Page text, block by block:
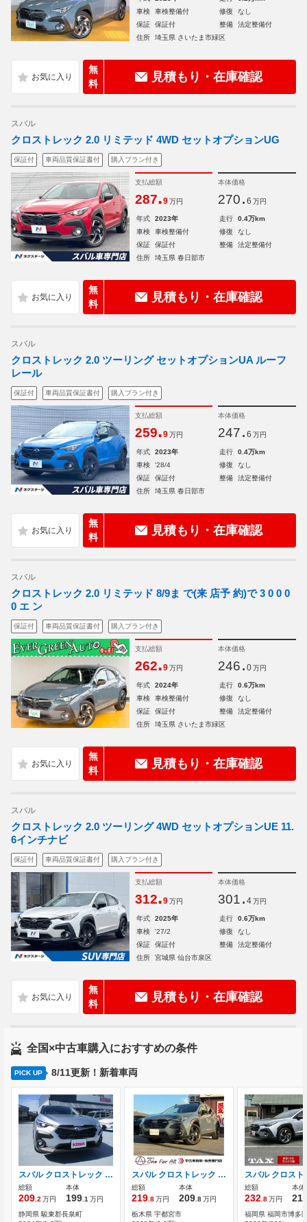
車検
車検整備付 修復
なし
保証
保証付 整備
法定整備付
住所
埼玉県 さいたま市緑区
無
料
見積もり・在庫確認
スバル
クロストレック 2.0 リミテッド 4WD セットオプションUG
保証付 車両品質保証書付 購入プラン付き
支払総額
287.9 万円
本体価格
270. 6 万円
年式 2023年 走行
0.4万km
車検
車検整備付 修復
なし
保証
保証付 整備
法定整備付
住所
埼玉県 春日部市
無
料
見積もり・在庫確認
スバル
クロストレック 2.0 ツーリング セットオプションUA ルーフ
レール
保証付 車両品質保証書付 購入プラン付き
支払総額
259.9 万円
本体価格
247. 6 万円
年式 2023年 走行
0.4万km
車検
'28/4 修復
なし
保証
保証付 整備
法定整備付
住所
埼玉県 春日部市
無
料
見積もり・在庫確認
スバル
クロストレック 2.0 リミテッド 8/9ま で(来 店予 約)で 3 0 0 0
0 エ ン
保証付 車両品質保証書付 購入プラン付き
支払総額
262.9 万円
本体価格
246. 0 万円
年式 2024年 走行
0.6万km
車検
車検整備付 修復
なし
保証
保証付 整備
法定整備付
住所
埼玉県 さいたま市緑区
無
料
見積もり・在庫確認
スバル
クロストレック 2.0 ツーリング 4WD セットオプションUE 11.
6インチナビ
保証付 車両品質保証書付 購入プラン付き
支払総額
312.9 万円
本体価格
301. 4 万円
年式 2025年 走行
0.6万km
車検
'27/2 修復
なし
保証
保証付 整備
法定整備付
住所
宮城県 仙台市泉区
無
料
見積もり・在庫確認
全国×中古車購入におすすめの条件
PICK UP 8/11更新！新着車両
スバル クロストレック 2.0 リミテッド マルチビューモニター
総額
209 .2 万円
本体
199 .1 万円
静岡県 駿東郡長泉町
スバル クロストレック 2.0 ツーリング 純正ナビ 全方位モニター
総額
219 .8万円
本体
209 .8万円
栃木県 宇都宮市
総額
232 .8万円
本体
福岡県 福岡市博多